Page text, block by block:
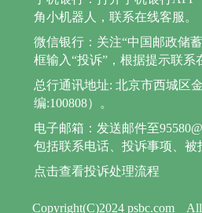
Copyright(C)2024 psbc.com All
角小机器人，联系在线客服。
微信银行：关注“中国邮政储
框输入“投诉”，根据提示联系
总行通讯地址: 北京市西城区
编:100808）。
电子邮箱：发送邮件至
包括联系电话、投诉事项、被
点击查看投诉处理流程